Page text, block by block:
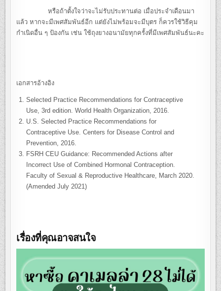
หรือถ้าตั้งใจว่าจะไม่รับประทานต่อ เมื่อประจำเดือนมา
แล้ว หากจะมีเพศสัมพันธ์อีก แต่ยังไม่พร้อมจะมีบุตร ก็ควรใช้วิธีคุม
กำเนิดอื่น ๆ ป้องกัน เช่น ใช้ถุงยางอนามัยทุกครั้งที่มีเพศสัมพันธ์นะคะ
เอกสารอ้างอิง
Selected Practice Recommendations for Contraceptive
Use, 3rd edition. World Health Organization, 2016.
U.S. Selected Practice Recommendations for
Contraceptive Use. Centers for Disease Control and
Prevention, 2016.
FSRH CEU Guidance: Recommended Actions after
Incorrect Use of Combined Hormonal Contraception.
Faculty of Sexual & Reproductive Healthcare, March 2020.
(Amended July 2021)
เรื่องที่คุณอาจสนใจ